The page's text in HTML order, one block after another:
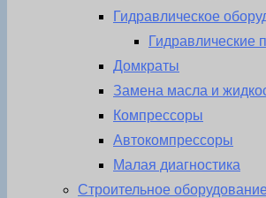
Гидравлическое
Гидравлические
Домкраты
Замена масла и
Компрессоры
Автокомпрессоры
Малая диагностика
Строительное оборудование